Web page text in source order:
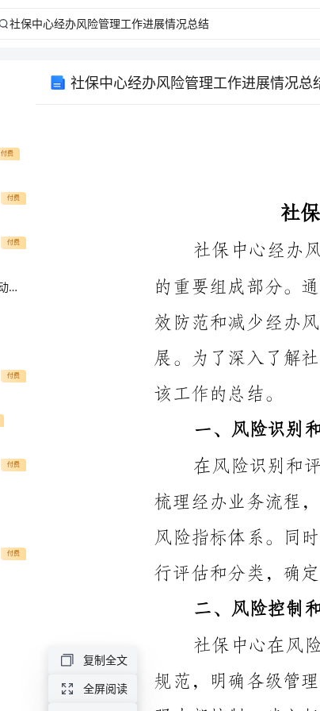
付费
付费
付费
南山学校课间操出操竞赛活动方案
付费
付费
付费
社保中心经办风险管理工作进展情况总
并采取相应的措施加以控制和处理。
该工作的总结。
一、风险识别和评估阶段：
二、风险控制和预防阶段：
复制全文
全屏阅读